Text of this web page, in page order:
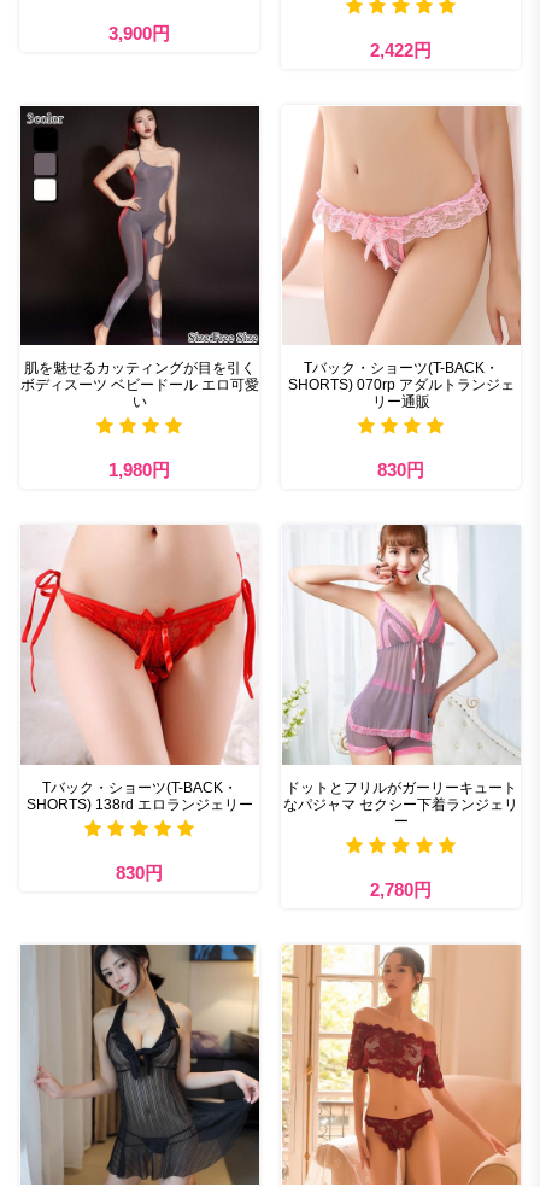
3,900円
2,422円
肌を魅せるカッティングが目を引く
ボディスーツ ベビードール エロ可愛
い
1,980円
Tバック・ショーツ(T-BACK・
SHORTS) 070rp アダルトランジェ
リー通販
830円
Tバック・ショーツ(T-BACK・
SHORTS) 138rd エロランジェリー
830円
ドットとフリルがガーリーキュート
なパジャマ セクシー下着ランジェリ
ー
2,780円